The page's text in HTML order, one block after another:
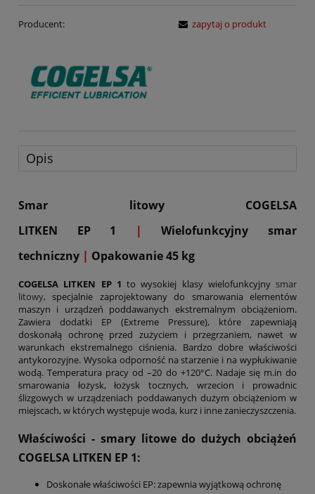
Producent: zapytaj o produkt
Opis
Smar litowy COGELSA
LITKEN EP 1
|
Wielofunkcyjny smar
techniczny | Opakowanie 45 kg
COGELSA LITKEN EP 1 to wysokiej klasy wielofunkcyjny smar
litowy, specjalnie zaprojektowany do smarowania elementów
maszyn i urządzeń poddawanych ekstremalnym obciążeniom.
Zawiera dodatki EP (Extreme Pressure), które zapewniają
doskonałą ochronę przed zużyciem i przegrzaniem, nawet w
warunkach ekstremalnego ciśnienia. Bardzo dobre właściwości
antykorozyjne. Wysoka odporność na starzenie i na wypłukiwanie
wodą. Temperatura pracy od –20 do +120°C. Nadaje się m.in do
smarowania łożysk, łożysk tocznych, wrzecion i prowadnic
ślizgowych w urządzeniach poddawanych dużym obciążeniom w
miejscach, w których występuje woda, kurz i inne zanieczyszczenia.
Właściwości - smary litowe do dużych obciążeń
COGELSA LITKEN EP 1:
Doskonałe właściwości EP: zapewnia wyjątkową ochronę